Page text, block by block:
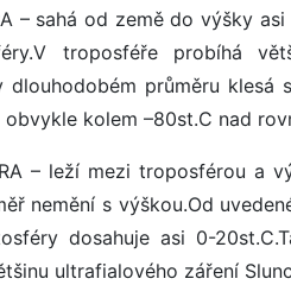
– sahá od země do výšky
troposféře probíhá
dlouhodobém průměru
kolem –80st.C nad
– leží mezi troposférou
nemění s výškou.Od
dosahuje asi 0-
ultrafialového záření